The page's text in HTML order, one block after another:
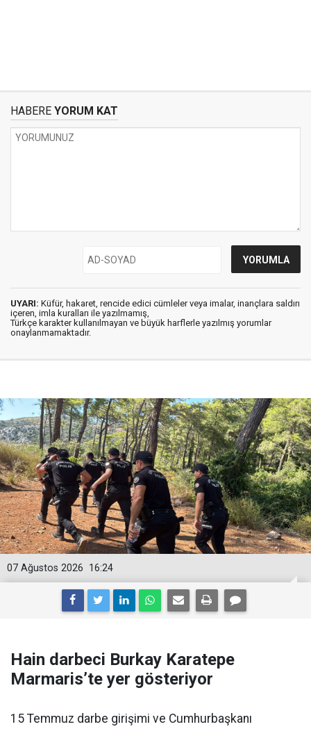
HABERE YORUM KAT
UYARI: Küfür, hakaret, rencide edici cümleler veya imalar, inançlara saldırı
içeren, imla kuralları ile yazılmamış,
Türkçe karakter kullanılmayan ve büyük harflerle yazılmış yorumlar
onaylanmamaktadır.
16:24
07 Ağustos 2026
Hain darbeci Burkay Karatepe
Marmaris’te yer gösteriyor
15 Temmuz darbe girişimi ve Cumhurbaşkanı